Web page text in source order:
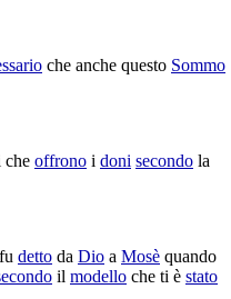
che anche questo Sommo
che offrono i doni secondo la
detto da Dio a Mosè quando
il modello che ti è stato